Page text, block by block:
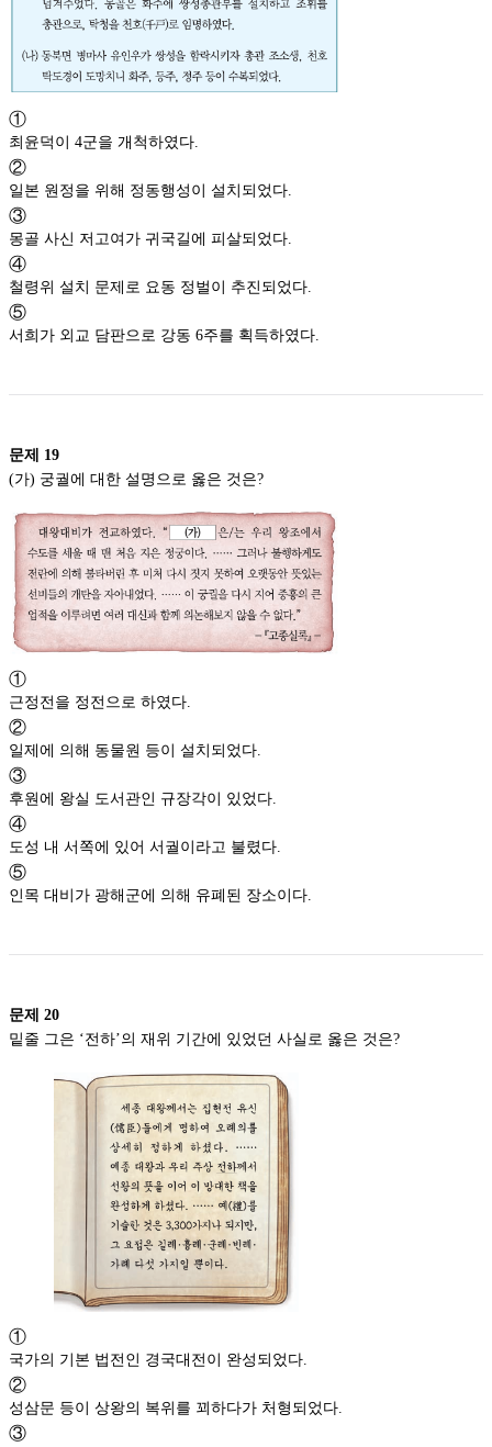
①
최윤덕이 4군을 개척하였다.
②
일본 원정을 위해 정동행성이 설치되었다.
③
몽골 사신 저고여가 귀국길에 피살되었다.
④
철령위 설치 문제로 요동 정벌이 추진되었다.
⑤
서희가 외교 담판으로 강동 6주를 획득하였다.
문제 19
(가) 궁궐에 대한 설명으로 옳은 것은?
①
근정전을 정전으로 하였다.
②
일제에 의해 동물원 등이 설치되었다.
③
후원에 왕실 도서관인 규장각이 있었다.
④
도성 내 서쪽에 있어 서궐이라고 불렸다.
⑤
인목 대비가 광해군에 의해 유폐된 장소이다.
문제 20
밑줄 그은 ‘전하’의 재위 기간에 있었던 사실로 옳은 것은?
①
국가의 기본 법전인 경국대전이 완성되었다.
②
성삼문 등이 상왕의 복위를 꾀하다가 처형되었다.
③